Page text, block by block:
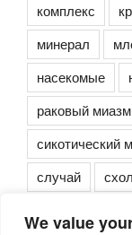
We value
комплекс
минерал
насекомые
раковый миазм
сикотический
случай